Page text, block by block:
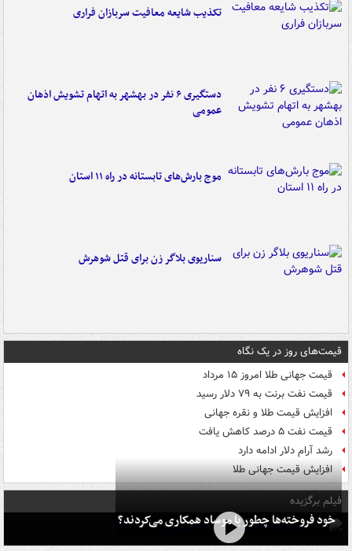
تکذیب شایعه معافیت سربازان فراری
دستگیری ۶ نفر در بهشهر به اتهام تشویش اذهان
عمومی
موج بارش‌های تابستانه در راه ۱۱ استان
سناریوی بلاگر زن برای قتل شوهرش
قیمت‌های روز در یک نگاه
قیمت جهانی طلا امروز ۱۵ مرداد
قیمت نفت برنت به ۷۹ دلار رسید
افزایش قیمت طلا و نقره جهانی
قیمت نفت ۵ درصد کاهش یافت
رشد آرام دلار ادامه دارد
افزایش قیمت جهانی طلا
فیلم برگزیده
خود فروخته‌ها چطور با موساد همکاری می‌کردند؟